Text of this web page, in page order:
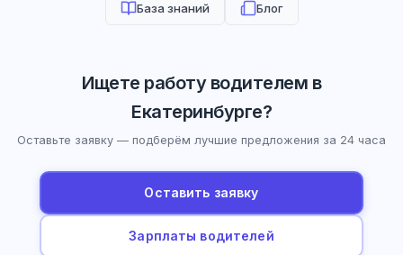
База знаний Блог
Ищете работу водителем в
Екатеринбурге?
Оставьте заявку — подберём лучшие предложения за 24 часа
Оставить заявку
Зарплаты водителей